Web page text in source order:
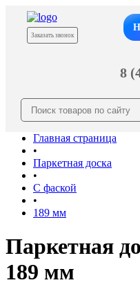
Заказать звонок
8
Главная страница
•
Паркетная доска
•
С фаской
•
189 мм
Паркетная
189 мм